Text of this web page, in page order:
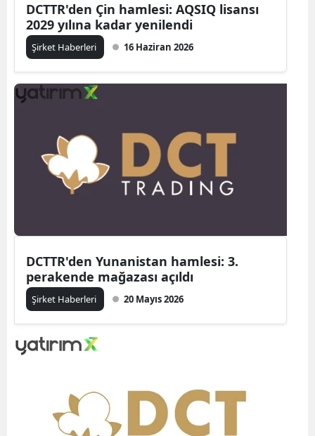
DCTTR'den Çin hamlesi: AQSIQ lisansı
2029 yılına kadar yenilendi
Şirket Haberleri 16 Haziran 2026
DCTTR'den Yunanistan hamlesi: 3.
perakende mağazası açıldı
Şirket Haberleri 20 Mayıs 2026